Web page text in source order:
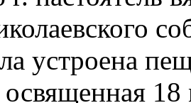
устроена